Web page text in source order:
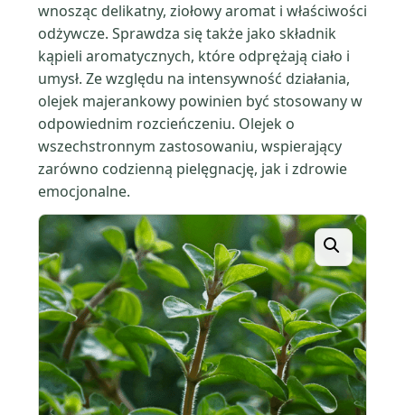
wnosząc delikatny, ziołowy aromat i właściwości
odżywcze. Sprawdza się także jako składnik
kąpieli aromatycznych, które odprężają ciało i
umysł. Ze względu na intensywność działania,
olejek majerankowy powinien być stosowany w
odpowiednim rozcieńczeniu. Olejek o
wszechstronnym zastosowaniu, wspierający
zarówno codzienną pielęgnację, jak i zdrowie
emocjonalne.